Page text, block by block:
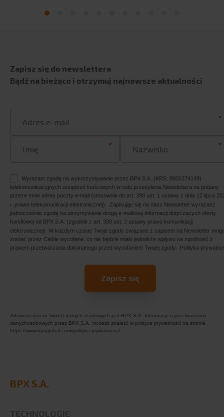
Zapisz się do newslettera
Bądź na bieżąco i otrzymuj najnowsze aktualności
*
* *
Wyrażam zgodę na wykorzystywanie przez BPX S.A. (KRS: 0000274149)
telekomunikacyjnych urządzeń końcowych w celu przesyłania Newslettera na podany
przeze mnie adres poczty e-mail (stosownie do art. 398 ust. 1 ustawy z dnia 12 lipca
r. prawo telekomunikacji elektronicznej). Zapisując się na nasz Newsletter wyrażasz
jednocześnie zgodę na otrzymywanie drogą e-mailową informacji dotyczących oferty
handlowej od BPX S.A. (zgodnie z art. 398 ust. 2 ustawy prawo komunikacji
elektronicznej). W każdym czasie Twoje zgody związane z zapisem na Newsletter
zostać przez Ciebie wycofane, co nie będzie miało jednakże wpływu na zgodność z
prawem przetwarzania dokonanego przed wycofaniem Twojej zgody.
Polityka
Administratorem Twoich danych osobowych jest BPX S.A. Informację o przetwarzaniu
danychosobowych przez BPX S.A. możesz znaleźć w polityce prywatności na stronie
https://www.bpxglobal.com/polityka-prywatnosci/
BPX S.A.